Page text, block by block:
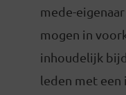
mede-
mogen in
inhoudelijk
leden met een